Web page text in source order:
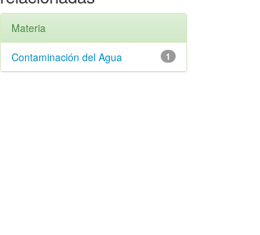
Materia
1
Contaminación del Agua